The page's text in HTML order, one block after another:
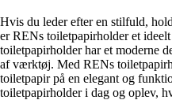
Hvis du leder efter en stilfuld,
er RENs toiletpapirholder et
toiletpapirholder har et moderne
af værktøj. Med RENs
toiletpapir på en elegant og
toiletpapirholder i dag og oplev,